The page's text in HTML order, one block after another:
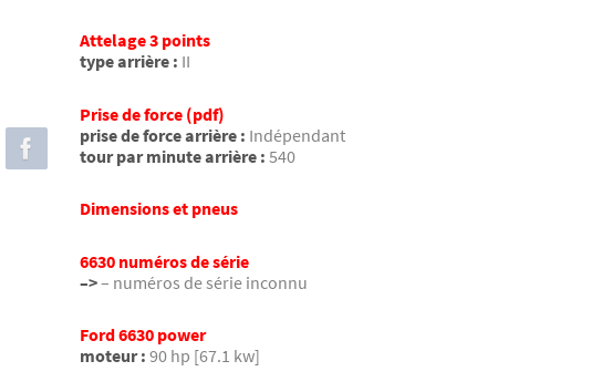
Attelage 3 points
type arrière : II
Prise de force (pdf)
prise de force arrière : Indépendant
tour par minute arrière : 540
Dimensions et pneus
6630 numéros de série
–>– numéros de série inconnu
Ford 6630 power
moteur : 90 hp [67.1 kw]